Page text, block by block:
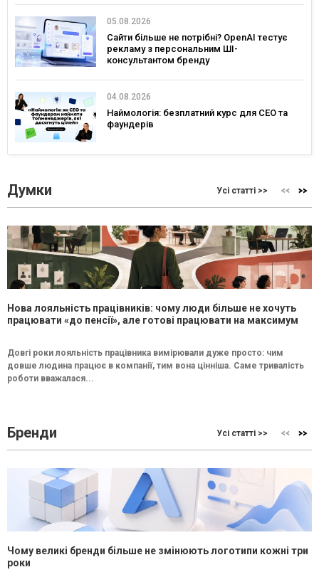
05.08.2026
Сайти більше не потрібні? OpenAI тестує
рекламу з персональним ШІ-
консультантом бренду
04.08.2026
Наймологія: безплатний курс для CEO та
фаундерів
Думки Усі статті >>
Нова лояльність працівників: чому люди більше не хочуть
працювати «до пенсії», але готові працювати на максимум
Довгі роки лояльність працівника вимірювали дуже просто: чим
довше людина працює в компанії, тим вона цінніша. Саме тривалість
роботи вважалася...
Бренди Усі статті >>
Чому великі бренди більше не змінюють логотипи кожні три
роки